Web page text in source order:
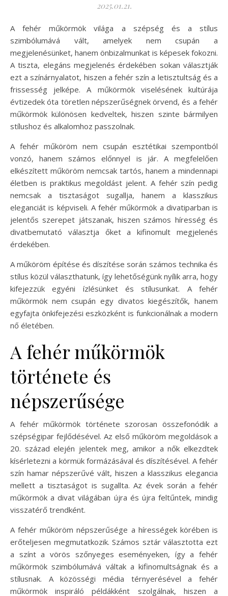
2025.01.21.
A fehér műkörmök világa a szépség és a stílus
szimbólumává vált, amelyek nem csupán a
megjelenésünket, hanem önbizalmunkat is képesek fokozni.
A tiszta, elegáns megjelenés érdekében sokan választják
ezt a színárnyalatot, hiszen a fehér szín a letisztultság és a
frissesség jelképe. A műkörmök viselésének kultúrája
évtizedek óta töretlen népszerűségnek örvend, és a fehér
műkörmök különösen kedveltek, hiszen szinte bármilyen
stílushoz és alkalomhoz passzolnak.
A fehér műköröm nem csupán esztétikai szempontból
vonzó, hanem számos előnnyel is jár. A megfelelően
elkészített műköröm nemcsak tartós, hanem a mindennapi
életben is praktikus megoldást jelent. A fehér szín pedig
nemcsak a tisztaságot sugallja, hanem a klasszikus
eleganciát is képviseli. A fehér műkörmök a divatiparban is
jelentős szerepet játszanak, hiszen számos híresség és
divatbemutató választja őket a kifinomult megjelenés
érdekében.
A műköröm építése és díszítése során számos technika és
stílus közül választhatunk, így lehetőségünk nyílik arra, hogy
kifejezzük egyéni ízlésünket és stílusunkat. A fehér
műkörmök nem csupán egy divatos kiegészítők, hanem
egyfajta önkifejezési eszközként is funkcionálnak a modern
nő életében.
A fehér műkörmök
története és
népszerűsége
A fehér műkörmök története szorosan összefonódik a
szépségipar fejlődésével. Az első műköröm megoldások a
20. század elején jelentek meg, amikor a nők elkezdtek
kísérletezni a körmük formázásával és díszítésével. A fehér
szín hamar népszerűvé vált, hiszen a klasszikus elegancia
mellett a tisztaságot is sugallta. Az évek során a fehér
műkörmök a divat világában újra és újra feltűntek, mindig
visszatérő trendként.
A fehér műköröm népszerűsége a hírességek körében is
erőteljesen megmutatkozik. Számos sztár választotta ezt
a színt a vörös szőnyeges eseményeken, így a fehér
műkörmök szimbólumává váltak a kifinomultságnak és a
stílusnak. A közösségi média térnyerésével a fehér
műkörmök inspiráló példákként szolgálnak, hiszen a